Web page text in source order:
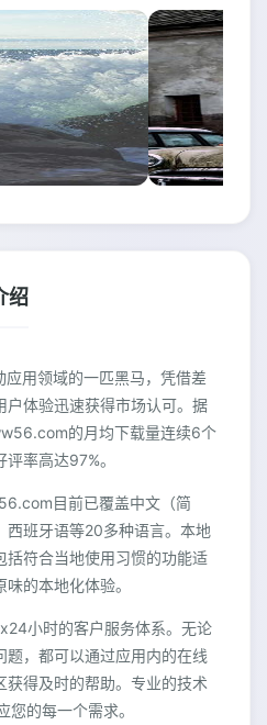
绍
用领域的一匹黑马，凭借差
户体验迅速获得市场认可。据
的月均下载量连续6个
率高达97%。
目前已覆盖中文（简
西班牙语等20多种语言。本地
括符合当地使用习惯的功能适
的本地化体验。
小时的客户服务体系。无论
，都可以通过应用内的在线
得及时的帮助。专业的技术
的每一个需求。